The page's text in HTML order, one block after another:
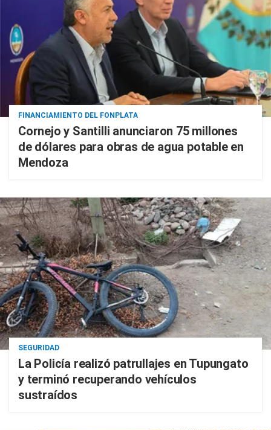
FINANCIAMIENTO DEL FONPLATA
Cornejo y Santilli anunciaron 75 millones
de dólares para obras de agua potable en
Mendoza
SEGURIDAD
La Policía realizó patrullajes en Tupungato
y terminó recuperando vehículos
sustraídos